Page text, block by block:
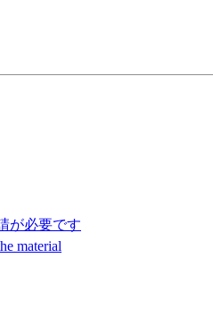
が必要です
material